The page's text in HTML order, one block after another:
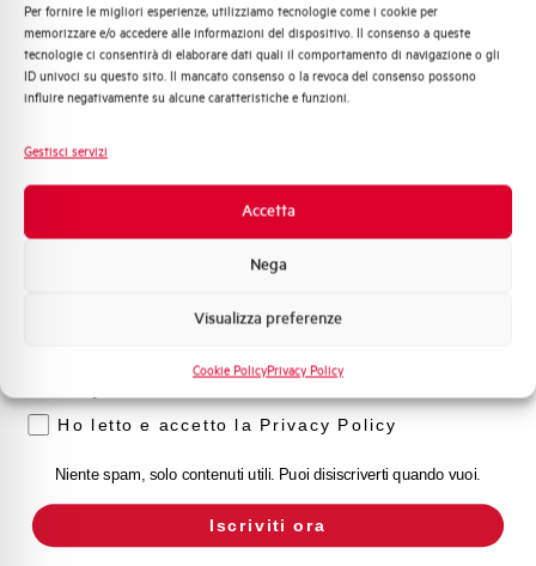
Per fornire le migliori esperienze, utilizziamo tecnologie come i cookie per
memorizzare e/o accedere alle informazioni del dispositivo. Il consenso a queste
tecnologie ci consentirà di elaborare dati quali il comportamento di navigazione o gli
ID univoci su questo sito. Il mancato consenso o la revoca del consenso possono
influire negativamente su alcune caratteristiche e funzioni.
Gestisci servizi
Accetta
Nega
Visualizza preferenze
Cookie PolicyPrivacy Policy
Quali argomenti ti interessano di più?
Distribuzione di Energia
Automazione Industriale
Sistema Quadri
Promozioni e offerte
Formazione tecnica
Voglio ricevere aggiornamenti, novità di
Ho letto e accetto la Privacy Policy
Niente spam, solo contenuti utili. Puoi disiscriverti quando vuoi.
Iscriviti ora